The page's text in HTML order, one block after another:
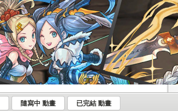
隨寫中 動畫 已完結 動畫